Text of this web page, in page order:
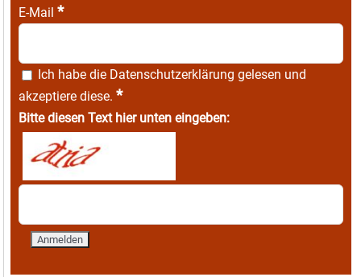
E-Mail *
Ich habe die Datenschutzerklärung gelesen und
akzeptiere diese. *
Bitte diesen Text hier unten eingeben: